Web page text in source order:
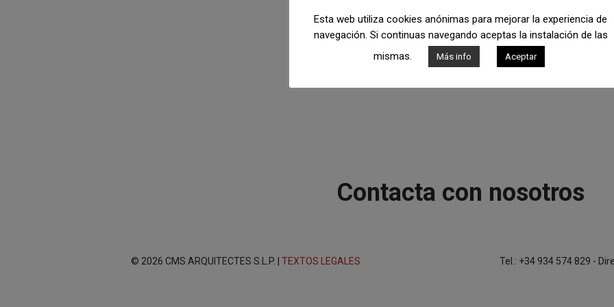
Contacta con nosotros
© 2026 CMS ARQUITECTES S.L.P. | TEXTOS LEGALES Tel.: +34 934 574 829 -
Esta web utiliza cookies anónimas para mejorar la experiencia de
navegación. Si continuas navegando aceptas la instalación de las
mismas.
Más info Aceptar